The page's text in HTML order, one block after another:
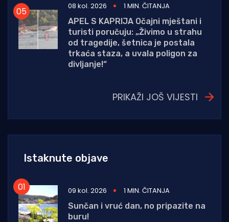
08 kol. 2026
1 MIN. ČITANJA
APEL S KAPRIJA Očajni mještani i
turisti poručuju: „Živimo u strahu
od tragedije, šetnica je postala
trkaća staza, a uvala poligon za
divljanje!“
PRIKAŽI JOŠ VIJESTI
Istaknute objave
09 kol. 2026
1 MIN. ČITANJA
Sunčan i vruć dan, no pripazite na
buru!